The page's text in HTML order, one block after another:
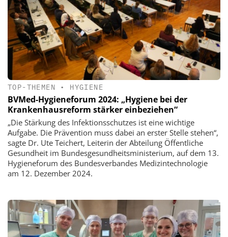
TOP-THEMEN • HYGIENE
BVMed-Hygieneforum 2024: „Hygiene bei der
Krankenhausreform stärker einbeziehen“
„Die Stärkung des Infektionsschutzes ist eine wichtige
Aufgabe. Die Prävention muss dabei an erster Stelle stehen“,
sagte Dr. Ute Teichert, Leiterin der Abteilung Öffentliche
Gesundheit im Bundesgesundheitsministerium, auf dem 13.
Hygieneforum des Bundesverbandes Medizintechnologie
am 12. Dezember 2024.